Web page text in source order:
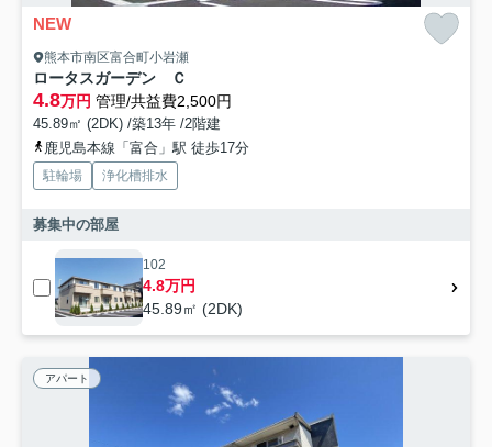
NEW
熊本市南区富合町小岩瀬
ロータスガーデン Ｃ
4.8万円 管理/共益費2,500円
45.89㎡ (2DK) /築13年 /2階建
鹿児島本線「富合」駅 徒歩17分
駐輪場 浄化槽排水
募集中の部屋
102
4.8万円
45.89㎡ (2DK)
アパート